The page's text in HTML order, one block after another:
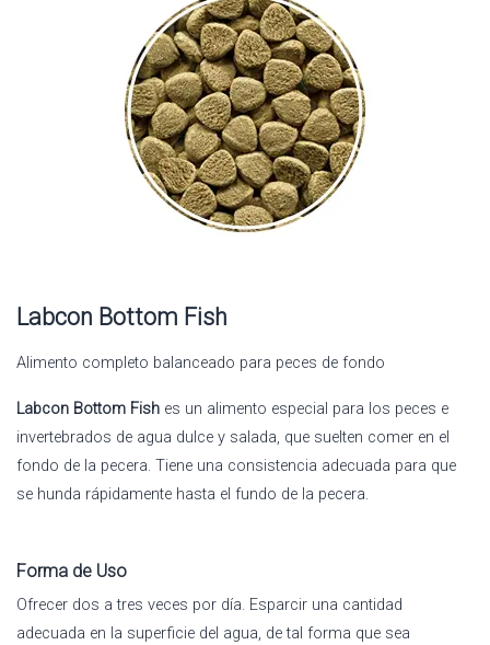
Labcon Bottom Fish
Alimento completo balanceado para peces de fondo
Labcon Bottom Fish es un alimento especial para los peces e
invertebrados de agua dulce y salada, que suelten comer en el
fondo de la pecera. Tiene una consistencia adecuada para que
se hunda rápidamente hasta el fundo de la pecera.
Forma de Uso
Ofrecer dos a tres veces por día. Esparcir una cantidad
adecuada en la superficie del agua, de tal forma que sea